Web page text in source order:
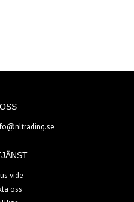
vide
oss